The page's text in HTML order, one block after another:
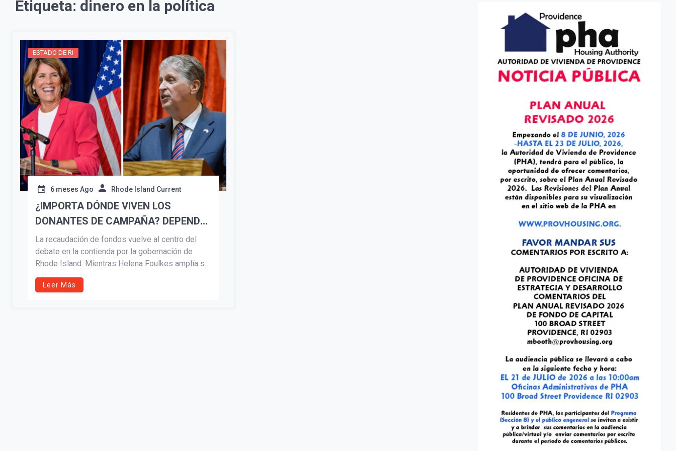
Etiqueta: dinero en la política
ESTADO DE RI
6 meses Ago Rhode Island Current
¿IMPORTA DÓNDE VIVEN LOS
DONANTES DE CAMPAÑA? DEPENDE
DE A QUÉ CANDIDATO A
GOBERNADOR SE LE PREGUNTE
La recaudación de fondos vuelve al centro del
debate en la contienda por la gobernación de
Rhode Island. Mientras Helena Foulkes amplía su
ventaja financiera, el gobernador Dan McKee
destaca el respaldo de donantes dentro del
Leer Más